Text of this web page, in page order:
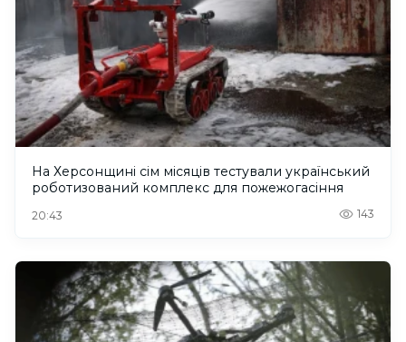
На Херсонщині сім місяців тестували український
роботизований комплекс для пожежогасіння
20:43 143